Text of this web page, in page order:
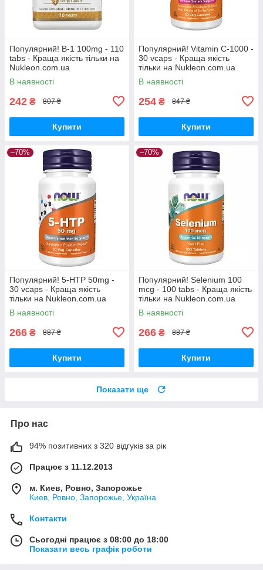
Популярний! B-1 100mg - 110
tabs - Краща якість тільки на
Nukleon.com.ua
В наявності
242 ₴ 807 ₴
Купити
Популярний! Vitamin C-1000 -
30 vcaps - Краща якість
тільки на Nukleon.com.ua
В наявності
254 ₴ 847 ₴
Купити
–70%
Популярний! 5-HTP 50mg -
30 vcaps - Краща якість
тільки на Nukleon.com.ua
В наявності
266 ₴ 887 ₴
Купити
–70%
Популярний! Selenium 100
mcg - 100 tabs - Краща якість
тільки на Nukleon.com.ua
В наявності
266 ₴ 887 ₴
Купити
Показати ще
Про нас
94% позитивних з 320 відгуків за рік
Працює з 11.12.2013
м. Киев, Ровно, Запорожье
Киев, Ровно, Запорожье, Україна
Контакти
Сьогодні працює з 08:00 до 18:00
Показати весь графік роботи